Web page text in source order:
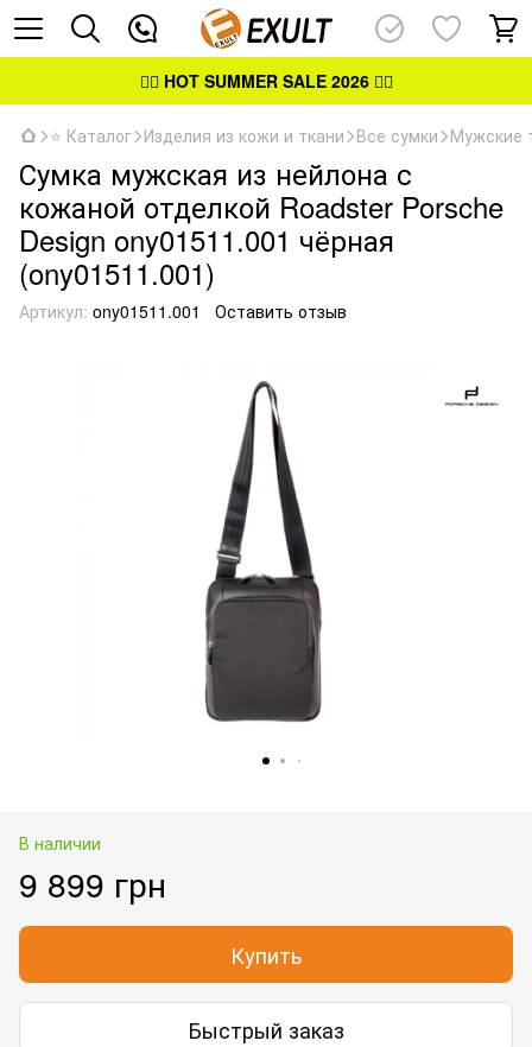
👉🏻 HOT SUMMER SALE 2026👈🏻
⭐ Каталог Изделия из кожи и ткани Все сумки Мужские
Сумка мужская из нейлона с
кожаной отделкой Roadster Porsche
Design ony01511.001 чёрная
(ony01511.001)
Артикул: ony01511.001 Оставить отзыв
В наличии
9 899 грн
Купить
Быстрый заказ